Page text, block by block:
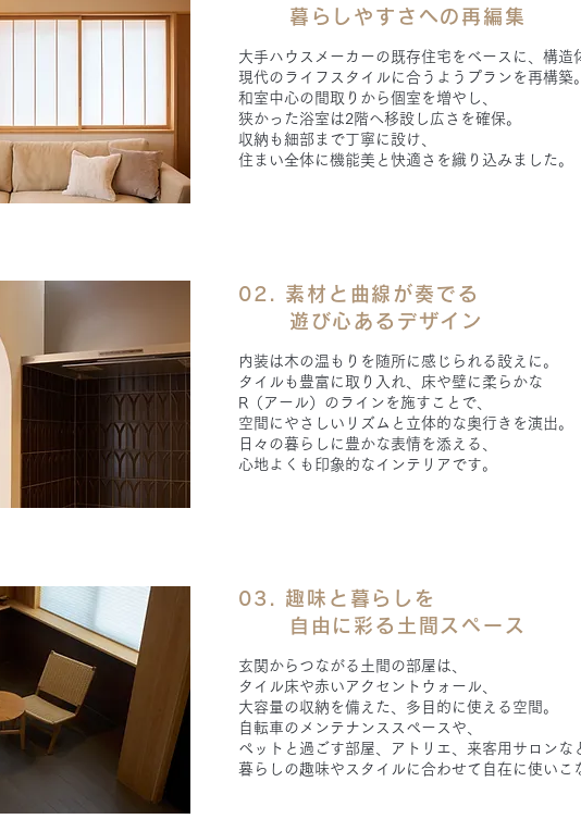
暮らしやすさへの再編集
大手ハウスメーカーの既存住宅をベースに、 構造
現代のライフスタイルに合うようプランを再構築。
和室中心の間取りから個室を増やし、
狭かった浴室は2階へ移設し 広さを確保。
収納も細部まで丁寧に設け、
住まい全体に機能美と快適さを織り込みました。
02. 素材と曲線が奏でる
遊び心あるデザイン
内装は木の温もりを随所に感じられる設えに。
タイルも豊富に取り入れ、 床や壁に柔らかな
R（アール）のラインを施すことで、
空間にやさしいリズムと立体的な奥行きを演出。
日々の暮らしに豊かな表情を添える、
心地よくも印象的なインテリアです。
03. 趣味と暮らしを
自由に彩る土間スペース
玄関からつながる土間の部屋は、
タイル床や赤いアクセントウォール、
大容量の収納を備えた、多目的に使える空間。
自転車のメンテナンススペースや、
ペットと過ごす部屋、アトリエ、来客用サロンな
暮らしの趣味やスタイルに合わせて自在に使いこ